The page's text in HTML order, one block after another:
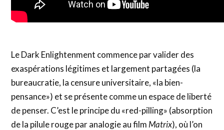
Le Dark Enlightenment commence par valider des
exaspérations légitimes et largement partagées (la
bureaucratie, la censure universitaire, «la bien-
pensance») et se présente comme un espace de liberté
de penser. C’est le principe du «red-pilling» (absorption
de la pilule rouge par analogie au film Matrix), où l’on